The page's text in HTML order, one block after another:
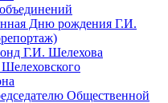
Дню рождения Г.И.
Г.И. Шелехова
Общественной